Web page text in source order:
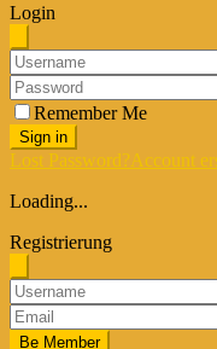
Login
Remember Me
Sign in
Lost Password?Account
Loading...
Registrierung
Be Member